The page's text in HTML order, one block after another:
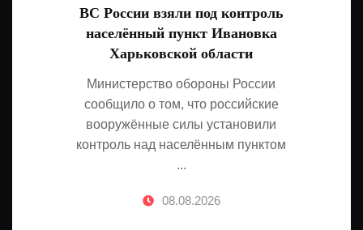
ВС России взяли под контроль
населённый пункт Ивановка
Харьковской области
Министерство обороны России
сообщило о том, что российские
вооружённые силы установили
контроль над населённым пунктом
...
08.08.2026